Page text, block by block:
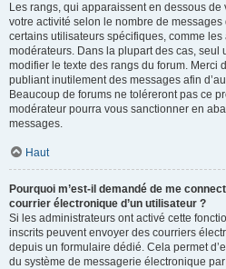
Les rangs, qui apparaissent en dessous de
votre activité selon le nombre de
certains utilisateurs spécifiques, comme
modérateurs. Dans la plupart des cas, seul
modifier le texte des rangs du forum. Merci
publiant inutilement des messages afin
Beaucoup de forums ne toléreront pas ce
modérateur pourra vous sanctionner en
messages.
Haut
Pourquoi m’est-il demandé de me
courrier électronique d’un utilisateur ?
Si les administrateurs ont activé cette
inscrits peuvent envoyer des courriers
depuis un formulaire dédié. Cela permet
du système de messagerie électronique